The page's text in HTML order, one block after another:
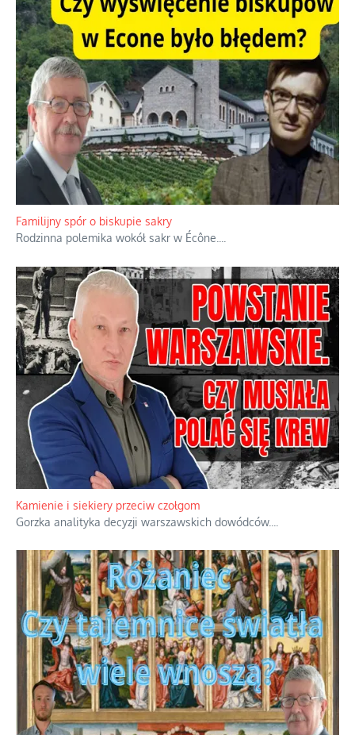
Familijny spór o biskupie sakry
Rodzinna polemika wokół sakr w Écône.
Kamienie i siekiery przeciw czołgom
Gorzka analityka decyzji warszawskich dowódców.